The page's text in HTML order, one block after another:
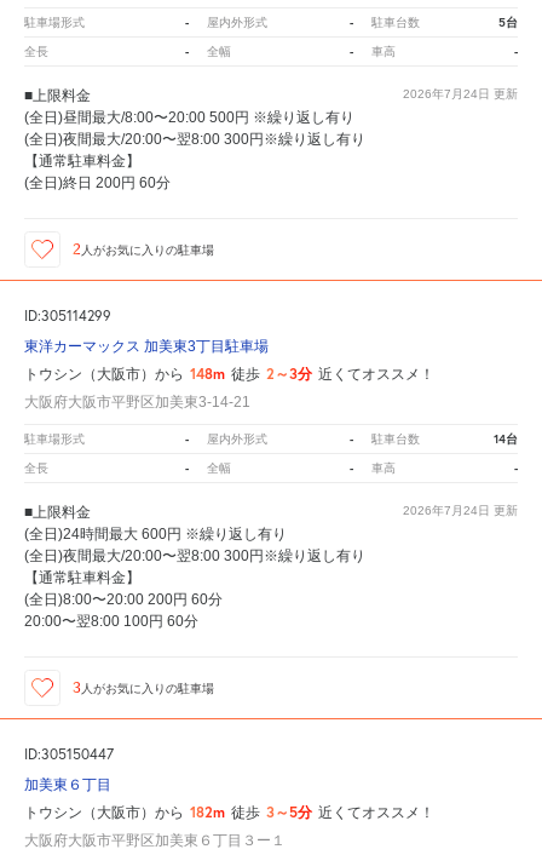
駐車場形式 - 屋内外形式 - 駐車台数 5台
全長 - 全幅 - 車高 -
2026年7月24日 更新
■上限料金
(全日)昼間最大/8:00〜20:00 500円 ※繰り返し有り
(全日)夜間最大/20:00〜翌8:00 300円※繰り返し有り
【通常駐車料金】
(全日)終日 200円 60分
2 人がお気に入りの駐車場
ID:305114299
東洋カーマックス 加美東3丁目駐車場
トウシン（大阪市）から 148m 徒歩 2～3分 近くてオススメ！
大阪府大阪市平野区加美東3-14-21
駐車場形式 - 屋内外形式 - 駐車台数 14台
全長 - 全幅 - 車高 -
2026年7月24日 更新
■上限料金
(全日)24時間最大 600円 ※繰り返し有り
(全日)夜間最大/20:00〜翌8:00 300円※繰り返し有り
【通常駐車料金】
(全日)8:00〜20:00 200円 60分
20:00〜翌8:00 100円 60分
3 人がお気に入りの駐車場
ID:305150447
加美東６丁目
トウシン（大阪市）から 182m 徒歩 3～5分 近くてオススメ！
大阪府大阪市平野区加美東６丁目３ー１